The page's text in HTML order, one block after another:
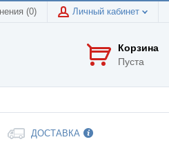
(0) Личный кабинет
Корзина
Пуста
ДОСТАВКА